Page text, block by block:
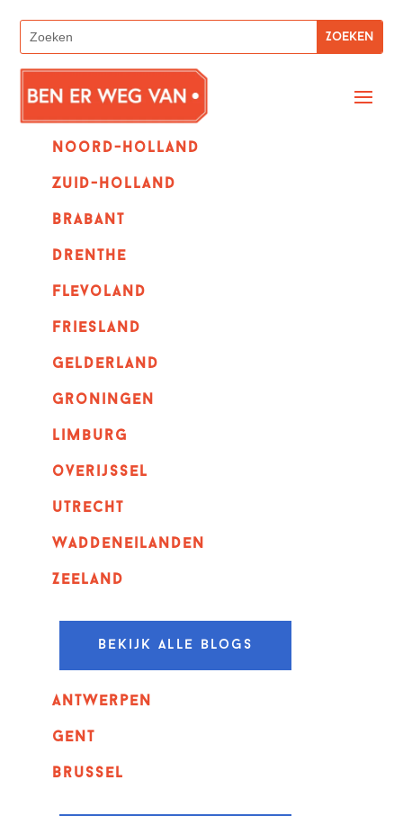
Noord-holland
zuid-holland
Brabant
Drenthe
Flevoland
Friesland
Gelderland
Groningen
Limburg
overijssel
utrecht
Waddeneilanden
Zeeland
Bekijk alle blogs
Antwerpen
GENT
Brussel